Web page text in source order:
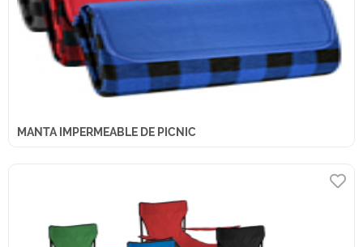
MANTA IMPERMEABLE DE PICNIC